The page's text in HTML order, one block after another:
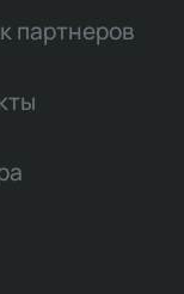
партнеров